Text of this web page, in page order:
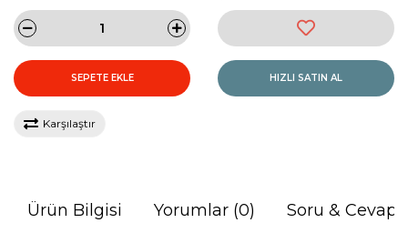
SEPETE EKLE HIZLI SATIN AL
Karşılaştır
Ürün Bilgisi Yorumlar (0) Soru & Cevap